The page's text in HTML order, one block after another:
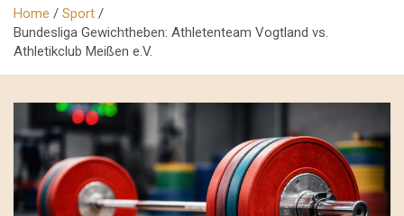
Home
Sport
Bundesliga Gewichtheben: Athletenteam Vogtland vs.
Athletikclub Meißen e.V.